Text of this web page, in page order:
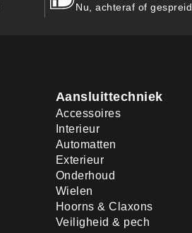
Nu, achteraf of gespreid
Aansluittechniek
Accessoires
Interieur
Automatten
Exterieur
Onderhoud
Wielen
Hoorns & Claxons
Veiligheid & pech